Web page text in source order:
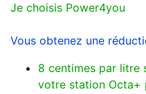
Je choisis Power4you
Vous obtenez une
8 centimes par litre
votre station Octa+